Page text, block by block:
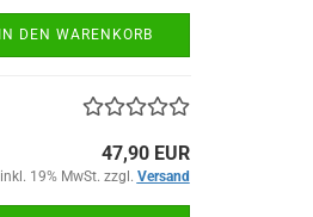
IN DEN WARENKORB
47,90 EUR
inkl. 19% MwSt. zzgl. Versand